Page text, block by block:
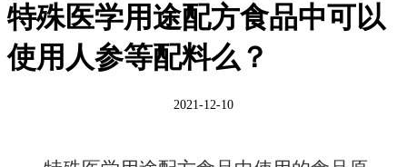
特殊医学用途配方食品中可以
使用人参等配料么？
2021-12-10